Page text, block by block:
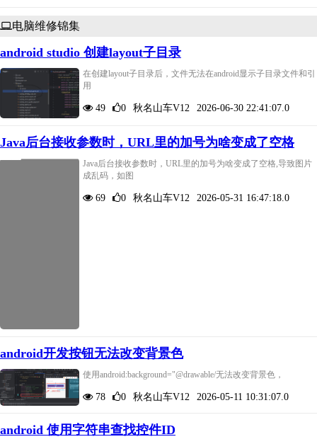
电脑维修锦集
android studio 创建layout子目录
在创建layout子目录后，文件无法在android显示子目录文件和引
用
49 0 秋名山车V12 2026-06-30 22:41:07.0
Java后台接收参数时，URL里的加号为啥变成了空格
Java后台接收参数时，URL里的加号为啥变成了空格,导致图片
成乱码，如图
69 0 秋名山车V12 2026-05-31 16:47:18.0
android开发按钮无法改变背景色
使用android:background="@drawable/无法改变背景色，
78 0 秋名山车V12 2026-05-11 10:31:07.0
android 使用字符串查找控件ID